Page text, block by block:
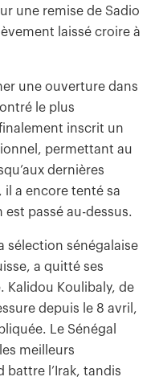
une remise de Sadio
laissé croire à
une ouverture dans
le plus
inscrit un
permettant au
dernières
a encore tenté sa
passé au-dessus.
sélection sénégalaise
a quitté ses
Kalidou Koulibaly, de
depuis le 8 avril,
Le Sénégal
meilleurs
battre l’Irak, tandis